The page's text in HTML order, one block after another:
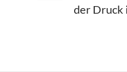
der Druck